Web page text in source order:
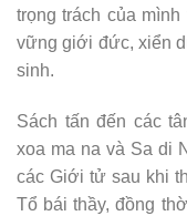
trọng trách của
vững giới đức, xiển
sinh.
Sách tấn đến các
xoa ma na và Sa di
các Giới tử sau khi
Tổ bái thầy, đồng